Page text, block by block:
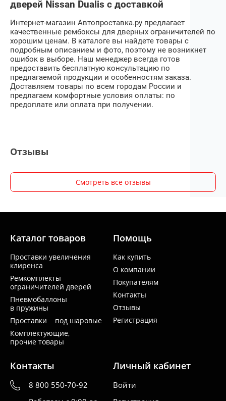
дверей Nissan Dualis с доставкой
Интернет-магазин Автопроставка.ру предлагает
качественные рембоксы для дверных ограничителей по
хорошим ценам. В каталоге вы найдете товары с
подробным описанием и фото, поэтому не возникнет
ошибок в выборе. Наш менеджер всегда готов
предоставить бесплатную консультацию по
предлагаемой продукции и особенностям заказа.
Доставляем товары по всем городам России и
предлагаем комфортные условия оплаты: по
предоплате или оплата при получении.
Отзывы
Смотреть все отзывы
Каталог товаров
Проставки увеличения
клиренса
Ремкомплекты
ограничителей дверей
Пневмобаллоны
в пружины
Проставки под шаровые
Комплектующие,
прочие товары
Помощь
Как купить
О компании
Покупателям
Контакты
Отзывы
Регистрация
Контакты
8 800 550-70-92
Личный кабинет
Войти